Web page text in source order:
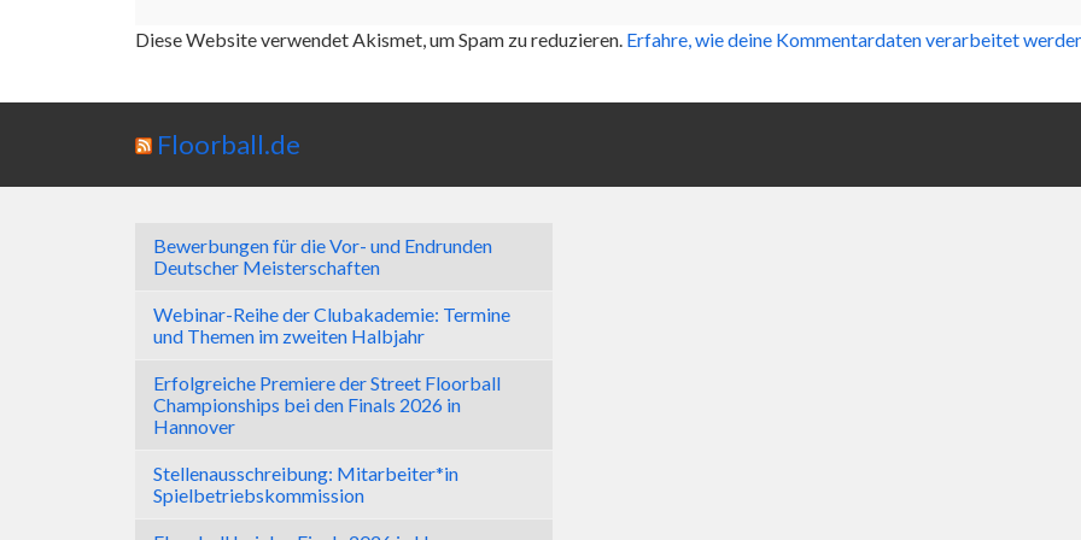
Diese Website verwendet Akismet, um Spam zu reduzieren. Erfahre, wie deine Kommentardaten verarbeitet
Floorball.de
Bewerbungen für die Vor- und Endrunden
Deutscher Meisterschaften
Webinar-Reihe der Clubakademie: Termine
und Themen im zweiten Halbjahr
Erfolgreiche Premiere der Street Floorball
Championships bei den Finals 2026 in
Hannover
Stellenausschreibung: Mitarbeiter*in
Spielbetriebskommission